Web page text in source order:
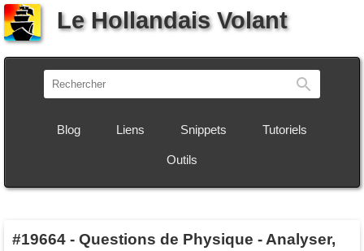
Le Hollandais Volant
Blog Liens Snippets Tutoriels
Outils
#19664 - Questions de Physique - Analyser,